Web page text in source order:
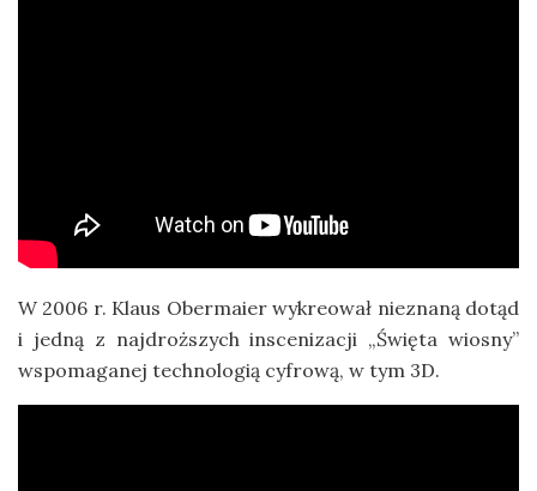
W 2006 r. Klaus Obermaier wykreował nieznaną dotąd
i jedną z najdroższych inscenizacji „Święta wiosny”
wspomaganej technologią cyfrową, w tym 3D.